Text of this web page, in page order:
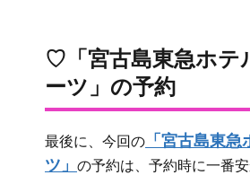
♡「宮古島東急ホテ
ーツ」の予約
最後に、今回の 「宮古島東
ツ」 の予約は、予約時に一番